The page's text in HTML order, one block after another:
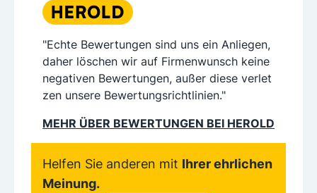
"Echte Bewertungen sind uns ein Anliegen,
daher löschen wir auf Firmenwunsch keine
negativen Bewertungen, außer diese verlet
zen unsere Bewertungsrichtlinien."
MEHR ÜBER BEWERTUNGEN BEI HEROLD
Helfen Sie anderen mit Ihrer ehrlichen
Meinung.